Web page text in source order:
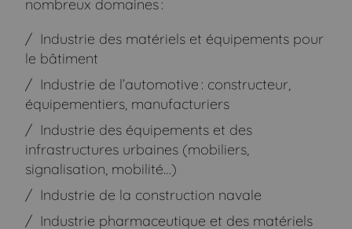
nombreux domaines :
Industrie des matériels et équipements pour
le bâtiment
Industrie de l’automotive : constructeur,
équipementiers, manufacturiers
Industrie des équipements et des
infrastructures urbaines (mobiliers,
signalisation, mobilité…)
Industrie de la construction navale
Industrie pharmaceutique et des matériels